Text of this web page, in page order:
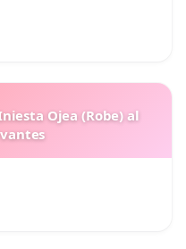
Ojea (Robe) al